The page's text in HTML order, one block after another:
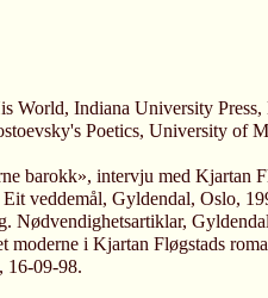
World, Indiana University
Poetics, University of
barokk», intervju med Kjartan
veddemål, Gyldendal, Oslo,
Nødvendighetsartiklar,
moderne i Kjartan Fløgstads
16-09-98.